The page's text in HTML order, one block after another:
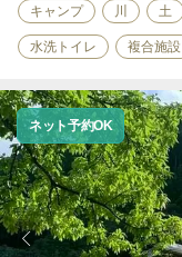
キャンプ 川 土
水洗トイレ 複合施設
ネット予約OK